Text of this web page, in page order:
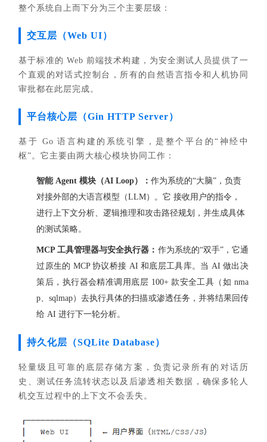
整个系统自上而下分为三个主要层级：
交互层（Web UI）
基于标准的 Web 前端技术构建，为安全测试人员提供了一
个直观的对话式控制台，所有的自然语言指令和人机协同
审批都在此层完成。
平台核心层（Gin HTTP Server）
基于 Go 语言构建的系统引擎，是整个平台的“神经中
枢”。它主要由两大核心模块协同工作：
智能 Agent 模块（AI Loop）：作为系统的“大脑”，负责
对接外部的大语言模型（LLM）。它 接收用户的指令，
进行上下文分析、逻辑推理和攻击路径规划，并生成具体
的测试策略。
MCP 工具管理器与安全执行器： 作为系统的“双手”，它通
过原生的 MCP 协议桥接 AI 和底层工具库。当 AI 做出决
策后，执行器会精准调用底层 100+ 款安全工具（如 nma
p、sqlmap）去执行具体的扫描或渗透任务，并将结果回传
给 AI 进行下一轮分析。
持久化层（SQLite Database）
轻量级且可靠的底层存储方案，负责记录所有的对话历
史、测试任务流转状态以及后渗透相关数据，确保多轮人
机交互过程中的上下文不会丢失。